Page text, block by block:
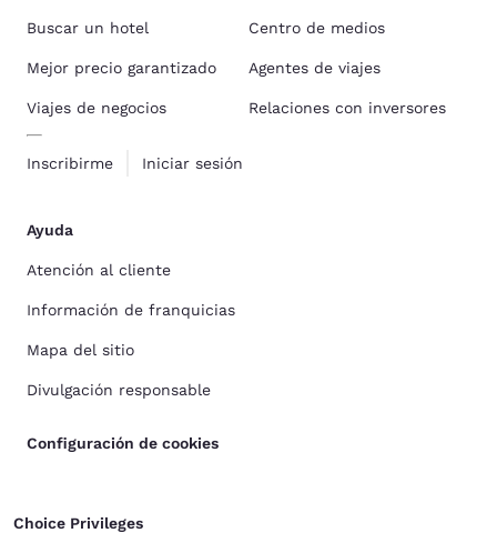
Buscar un hotel
Mejor precio garantizado
Viajes de negocios
Inscribirme Iniciar sesión
Centro de medios
Agentes de viajes
Relaciones con inversores
Ayuda
Atención al cliente
Información de franquicias
Mapa del sitio
Divulgación responsable
Configuración de cookies
Choice Privileges